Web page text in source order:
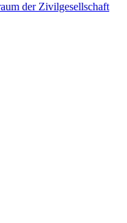
der Zivilgesellschaft